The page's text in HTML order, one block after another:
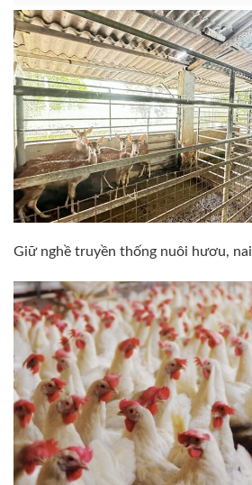
Giữ nghề truyền thống nuôi hươu, nai